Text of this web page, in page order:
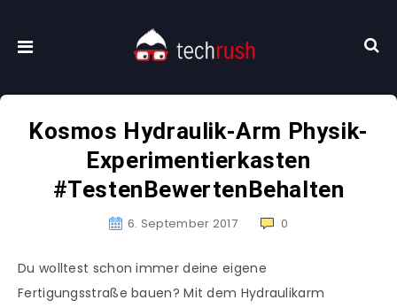
Kosmos Hydraulik-Arm Physik-
Experimentierkasten
#TestenBewertenBehalten
6. September 2017 0
Du wolltest schon immer deine eigene
Fertigungsstraße bauen? Mit dem Hydraulikarm